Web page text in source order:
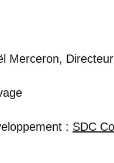
Merceron,
: SDC